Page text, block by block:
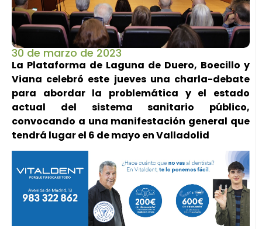
30 de marzo de 2023
La Plataforma de Laguna de Duero, Boecillo y
Viana celebró este jueves una charla-debate
para abordar la problemática y el estado
actual del sistema sanitario público,
convocando a una manifestación general que
tendrá lugar el 6 de mayo en Valladolid